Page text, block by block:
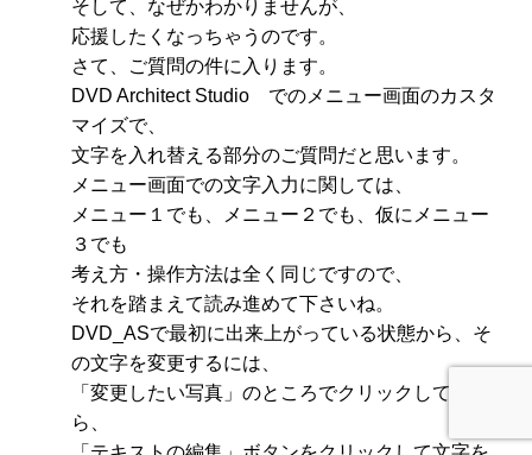
そして、なぜかわかりませんが、
応援したくなっちゃうのです。
さて、ご質問の件に入ります。
DVD Architect Studio でのメニュー画面のカスタ
マイズで、
文字を入れ替える部分のご質問だと思います。
メニュー画面での文字入力に関しては、
メニュー１でも、メニュー２でも、仮にメニュー
３でも
考え方・操作方法は全く同じですので、
それを踏まえて読み進めて下さいね。
DVD_ASで最初に出来上がっている状態から、そ
の文字を変更するには、
「変更したい写真」のところでクリックしてか
ら、